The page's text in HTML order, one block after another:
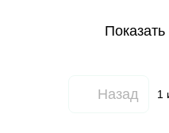
Назад 1